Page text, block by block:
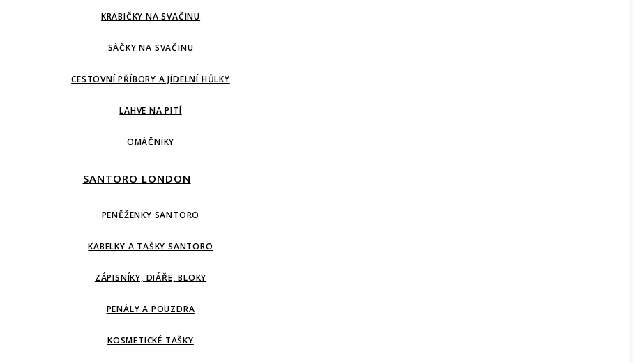
KRABIČKY NA SVAČINU
SÁČKY NA SVAČINU
CESTOVNÍ PŘÍBORY A JÍDELNÍ HŮLKY
LAHVE NA PITÍ
OMÁČNÍKY
SANTORO LONDON
PENĚŽENKY SANTORO
KABELKY A TAŠKY SANTORO
ZÁPISNÍKY, DIÁŘE, BLOKY
PENÁLY A POUZDRA
KOSMETICKÉ TAŠKY